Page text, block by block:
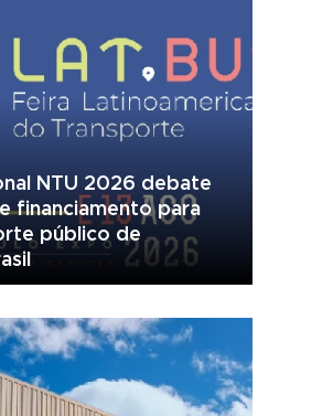
NTU 2026 debate
financiamento para
público de